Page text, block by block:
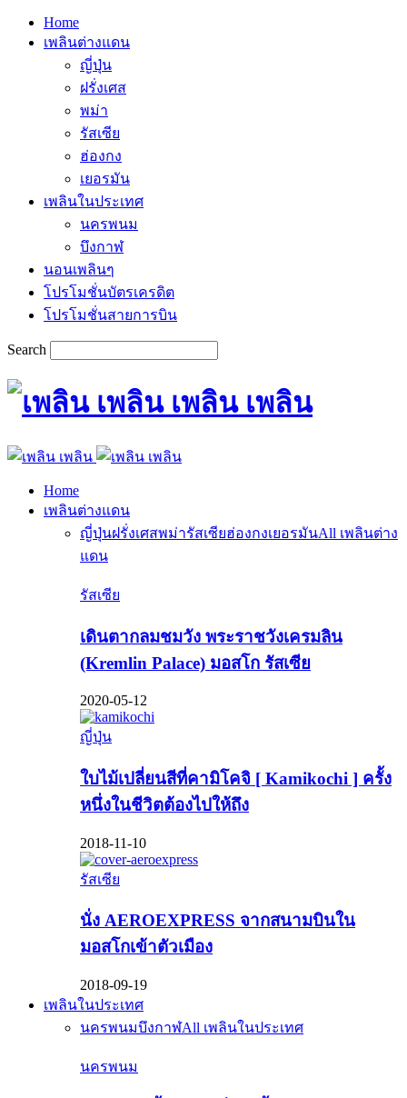
Home
เพลินต่างแดน
ญี่ปุ่น
ฝรั่งเศส
พม่า
รัสเซีย
ฮ่องกง
เยอรมัน
เพลินในประเทศ
นครพนม
บึงกาฬ
นอนเพลินๆ
โปรโมชั่นบัตรเครดิต
โปรโมชั่นสายการบิน
Search
เพลิน เพลิน
Home
เพลินต่างแดน
ญี่ปุ่นฝรั่งเศสพม่ารัสเซียฮ่องกงเยอรมันAll เพลินต่าง
แดน
รัสเซีย
เดินตากลมชมวัง พระราชวังเครมลิน
(Kremlin Palace) มอสโก รัสเซีย
2020-05-12
ญี่ปุ่น
ใบไม้เปลี่ยนสีที่คามิโคจิ [ Kamikochi ] ครั้ง
หนึ่งในชีวิตต้องไปให้ถึง
2018-11-10
รัสเซีย
นั่ง AEROEXPRESS จากสนามบินใน
มอสโกเข้าตัวเมือง
2018-09-19
เพลินในประเทศ
นครพนมบึงกาฬAll เพลินในประเทศ
นครพนม